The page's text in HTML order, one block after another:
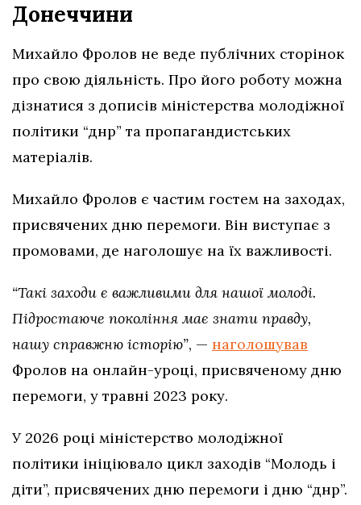
Донеччини
Михайло Фролов не веде публічних сторінок
про свою діяльність. Про його роботу можна
дізнатися з дописів міністерства молодіжної
політики “днр” та пропагандистських
матеріалів.
Михайло Фролов є частим гостем на заходах,
присвячених дню перемоги. Він виступає з
промовами, де наголошує на їх важливості.
“Такі заходи є важливими для нашої молоді.
Підростаюче покоління має знати правду,
нашу справжню історію”, — наголошував
Фролов на онлайн-уроці, присвяченому дню
перемоги, у травні 2023 року.
У 2026 році міністерство молодіжної
політики ініціювало цикл заходів “Молодь і
діти”, присвячених дню перемоги і дню “днр”.